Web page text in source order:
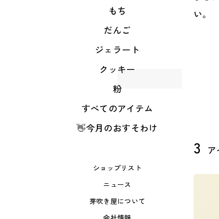
もち
だんご
ジェラート
クッキー
粉
すべてのアイテム
👋今月のおすそわけ
ショップリスト
ニュース
芽吹き屋について
い。
3